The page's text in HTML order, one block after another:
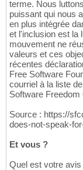
terme. Nous
puissant qui nous
en plus intégrée
et l'inclusion est la
mouvement ne
valeurs et ces
récentes
Free Software
courriel à la liste
Software
Source : https://
does-not-speak-
Et vous ?
Quel est votre